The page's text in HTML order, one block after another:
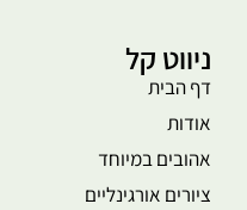
ניווט קל
דף הבית
אודות
אהובים במיוחד
ציורים אורגינליים